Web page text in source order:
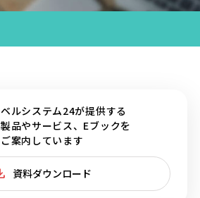
ベルシステム24が提供する
製品やサービス、Eブックを
ご案内しています
資料ダウンロード